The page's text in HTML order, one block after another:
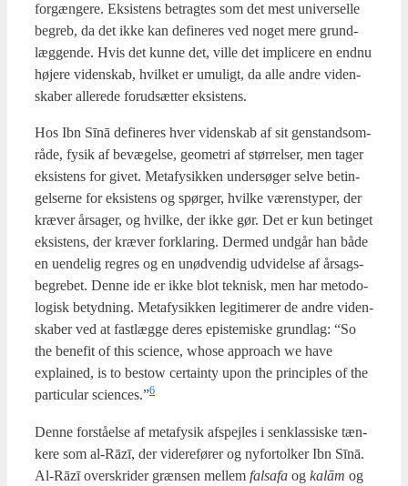
for­gæn­ge­re. Eksi­stens betrag­tes som det mest uni­ver­sel­le
begreb, da det ikke kan defi­ne­res ved noget mere grund­
læg­gen­de. Hvis det kun­ne det, vil­le det impli­ce­re en end­nu
høje­re viden­skab, hvil­ket er umu­ligt, da alle andre viden­
ska­ber alle­re­de for­ud­sæt­ter eksi­stens.
Hos Ibn Sīnā defi­ne­res hver viden­skab af sit gen­stands­om­
rå­de, fysik af bevæ­gel­se, geo­me­tri af stør­rel­ser, men tager
eksi­stens for givet. Meta­fy­sik­ken under­sø­ger sel­ve betin­
gel­ser­ne for eksi­stens og spør­ger, hvil­ke værens­ty­per, der
kræ­ver årsa­ger, og hvil­ke, der ikke gør. Det er kun betin­get
eksi­stens, der kræ­ver for­kla­ring. Der­med und­går han både
en uen­de­lig regres og en unød­ven­dig udvi­del­se af årsags­
be­gre­bet. Den­ne ide er ikke blot tek­nisk, men har meto­do­
lo­gisk betyd­ning. Meta­fy­sik­ken legi­ti­me­rer de andre viden­
ska­ber ved at fast­læg­ge deres epi­ste­mi­ske grund­lag: “So
the bene­fit of this sci­en­ce, who­se appro­ach we have
explai­ned, is to bestow certain­ty upon the prin­cip­les of the
par­ti­cu­lar sciences.”6
Den­ne for­stå­el­se af meta­fy­sik afspej­les i senklas­si­ske tæn­
ke­re som al-Rāzī, der videre­fø­rer og nyfor­tol­ker Ibn Sīnā.
Al-Rāzī over­skri­der græn­sen mel­lem fals­a­fa og kalām og